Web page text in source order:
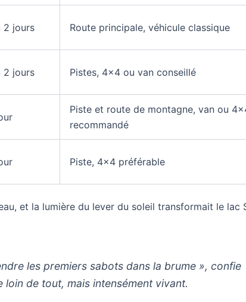
2 jours Route principale, véhicule classique
2 jours Pistes, 4×4 ou van conseillé
Piste et route de montagne, van ou
recommandé
Piste, 4×4 préférable
et la lumière du lever du soleil transformait le lac
les premiers sabots dans la brume », confie
loin de tout, mais intensément vivant.